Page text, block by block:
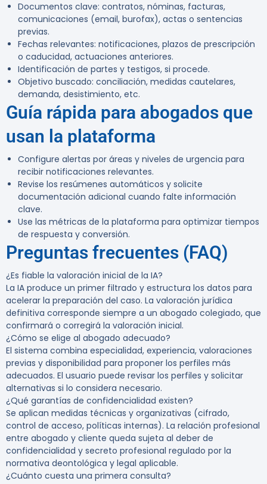
Documentos clave: contratos, nóminas, facturas,
comunicaciones (email, burofax), actas o sentencias
previas.
Fechas relevantes: notificaciones, plazos de prescripción
o caducidad, actuaciones anteriores.
Identificación de partes y testigos, si procede.
Objetivo buscado: conciliación, medidas cautelares,
demanda, desistimiento, etc.
Guía rápida para abogados que
usan la plataforma
Configure alertas por áreas y niveles de urgencia para
recibir notificaciones relevantes.
Revise los resúmenes automáticos y solicite
documentación adicional cuando falte información
clave.
Use las métricas de la plataforma para optimizar tiempos
de respuesta y conversión.
Preguntas frecuentes (FAQ)
¿Es fiable la valoración inicial de la IA?
La IA produce un primer filtrado y estructura los datos para
acelerar la preparación del caso. La valoración jurídica
definitiva corresponde siempre a un abogado colegiado, que
confirmará o corregirá la valoración inicial.
¿Cómo se elige al abogado adecuado?
El sistema combina especialidad, experiencia, valoraciones
previas y disponibilidad para proponer los perfiles más
adecuados. El usuario puede revisar los perfiles y solicitar
alternativas si lo considera necesario.
¿Qué garantías de confidencialidad existen?
Se aplican medidas técnicas y organizativas (cifrado,
control de acceso, políticas internas). La relación profesional
entre abogado y cliente queda sujeta al deber de
confidencialidad y secreto profesional regulado por la
normativa deontológica y legal aplicable.
¿Cuánto cuesta una primera consulta?